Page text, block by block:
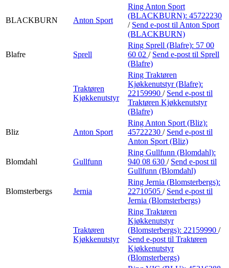
BLACKBURN Anton Sport
Ring Anton Sport
(BLACKBURN): 45722230
/ Send e-post til Anton Sport
(BLACKBURN)
Blafre Sprell
Ring Sprell (Blafre): 57 00
60 02 / Send e-post til Sprell
(Blafre)
Traktøren
Kjøkkenutstyr
Ring Traktøren
Kjøkkenutstyr (Blafre):
22159990 / Send e-post til
Traktøren Kjøkkenutstyr
(Blafre)
Bliz Anton Sport
Ring Anton Sport (Bliz):
45722230 / Send e-post til
Anton Sport (Bliz)
Blomdahl Gullfunn
Ring Gullfunn (Blomdahl):
940 08 630 / Send e-post til
Gullfunn (Blomdahl)
Blomsterbergs Jernia
Ring Jernia (Blomsterbergs):
22710505 / Send e-post til
Jernia (Blomsterbergs)
Traktøren
Kjøkkenutstyr
Ring Traktøren
Kjøkkenutstyr
(Blomsterbergs): 22159990 /
Send e-post til Traktøren
Kjøkkenutstyr
(Blomsterbergs)